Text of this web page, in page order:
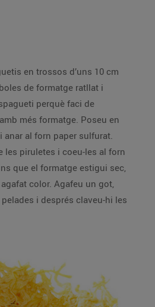
en trossos d’uns 10 cm
faci de
més formatge. Poseu en
estigui sec,
color. Agafeu un got,
i després claveu-hi les